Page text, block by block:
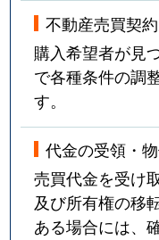
不動産売買契約
購入希望者が見
で各種条件の調
す。
代金の受領・
売買代金を受け
及び所有権の移
ある場合には、